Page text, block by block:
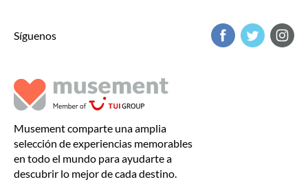
Síguenos
Musement comparte una amplia
selección de experiencias memorables
en todo el mundo para ayudarte a
descubrir lo mejor de cada destino.